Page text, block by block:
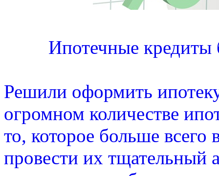
Ипотечные кредиты
Решили оформить
огромном количестве
то, которое больше всего
провести их тщательный